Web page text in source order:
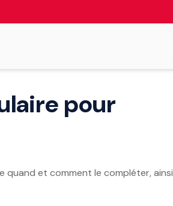
pour
quand et comment le compléter, ainsi